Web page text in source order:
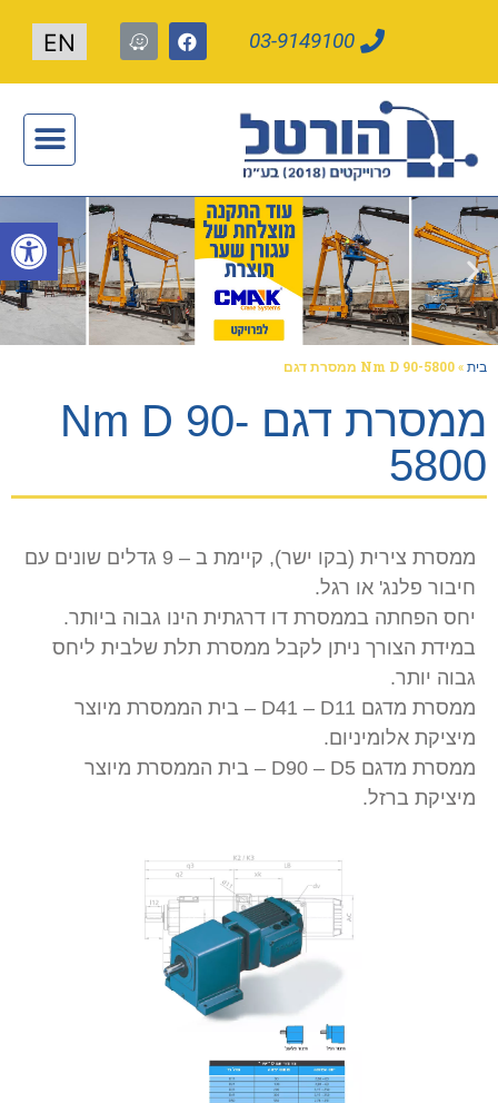
03-9149100
EN
בית»Nm D 90-5800 ממסרת דגם
ממסרת דגם Nm D 90-
5800
ממסרת צירית (בקו ישר), קיימת ב – 9 גדלים שונים עם
חיבור פלנג' או רגל.
יחס הפחתה בממסרת דו דרגתית הינו גבוה ביותר.
במידת הצורך ניתן לקבל ממסרת תלת שלבית ליחס
גבוה יותר.
ממסרת מדגם D41 – D11 – בית הממסרת מיוצר
מיציקת אלומיניום.
ממסרת מדגם D90 – D5 – בית הממסרת מיוצר
מיציקת ברזל.